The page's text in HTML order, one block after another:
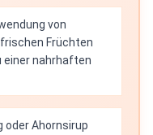
von
Früchten
einer nahrhaften
oder Ahornsirup